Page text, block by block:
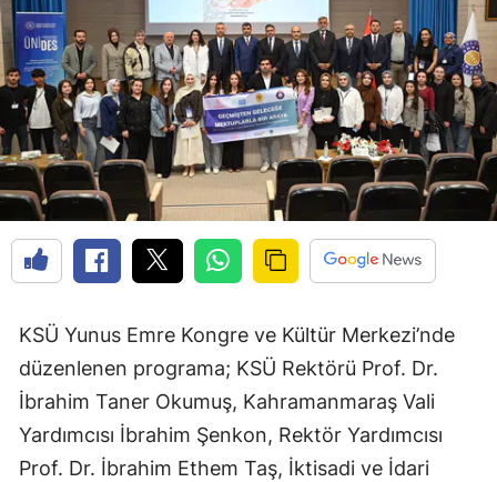
KSÜ Yunus Emre Kongre ve Kültür Merkezi’nde
düzenlenen programa; KSÜ Rektörü Prof. Dr.
İbrahim Taner Okumuş, Kahramanmaraş Vali
Yardımcısı İbrahim Şenkon, Rektör Yardımcısı
Prof. Dr. İbrahim Ethem Taş, İktisadi ve İdari